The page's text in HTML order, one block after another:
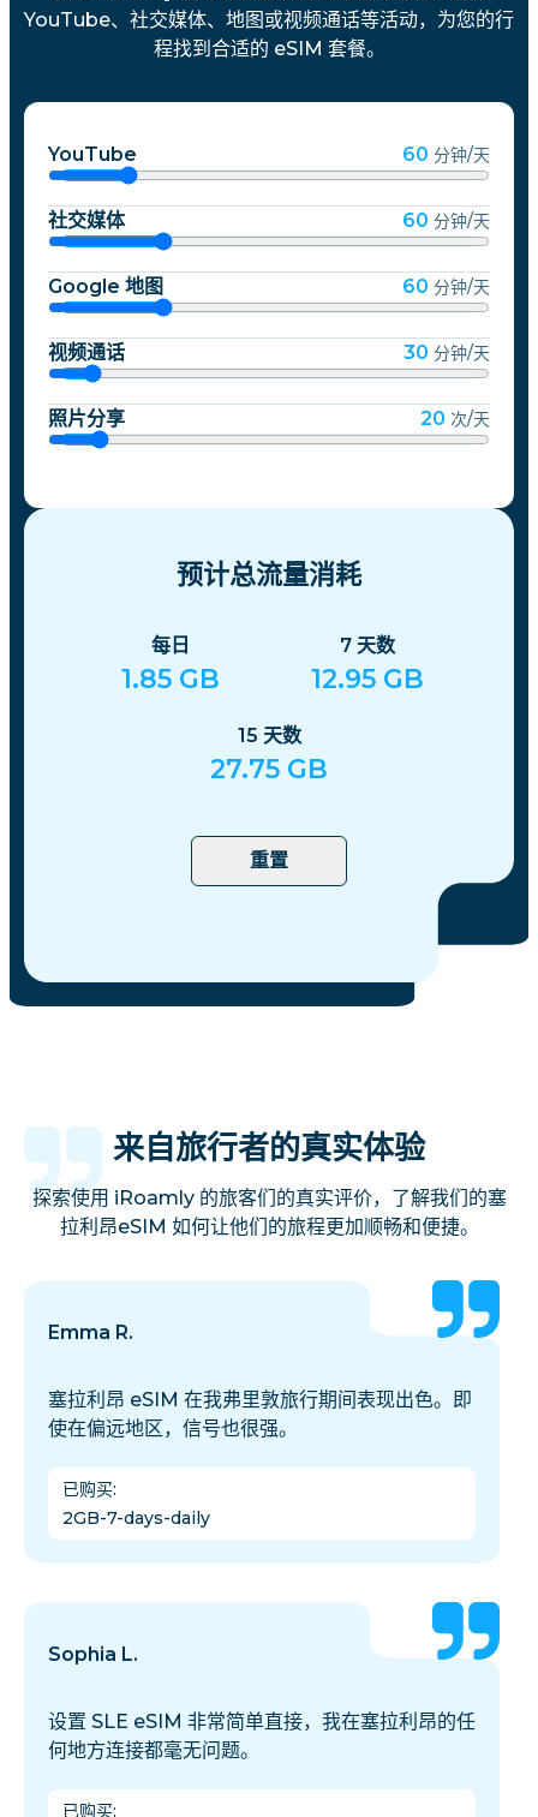
YouTube、社交媒体、地图或视频通话等活动，为您的行
程找到合适的 eSIM 套餐。
YouTube 60 分钟/天
社交媒体 60 分钟/天
Google 地图 60 分钟/天
视频通话 30 分钟/天
照片分享 20 次/天
预计总流量消耗
每日
1.85 GB
7 天数
12.95 GB
15 天数
27.75 GB
重置
来自旅行者的真实体验
探索使用 iRoamly 的旅客们的真实评价，了解我们的塞
拉利昂eSIM 如何让他们的旅程更加顺畅和便捷。
Emma R.
塞拉利昂 eSIM 在我弗里敦旅行期间表现出色。即
使在偏远地区，信号也很强。
已购买:
2GB-7-days-daily
Sophia L.
设置 SLE eSIM 非常简单直接，我在塞拉利昂的任
何地方连接都毫无问题。
已购买: